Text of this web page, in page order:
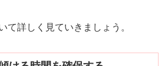
て詳しく見ていきましょう。